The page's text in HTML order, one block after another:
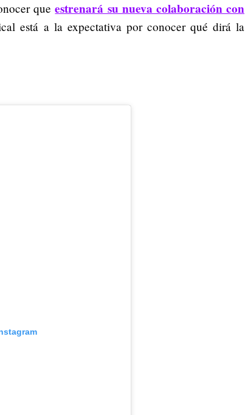
queestrenará su nueva colaboración con
está a la expectativa por conocer qué dirá la